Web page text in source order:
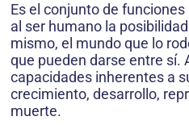
Es el conjunto de
al ser humano la
mismo, el mundo que lo
que pueden darse entre sí.
capacidades inherentes a
crecimiento, desarrollo,
muerte.